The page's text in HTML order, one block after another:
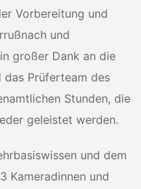
Vorbereitung und
und
großer Dank an die
das Prüferteam des
Stunden, die
geleistet werden.
und dem
Kameradinnen und